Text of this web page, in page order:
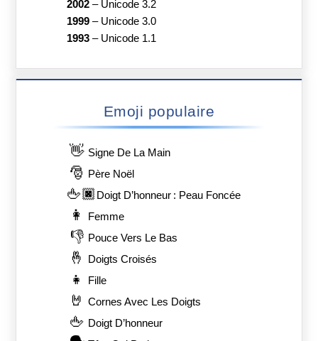
🛠 Outils
🔀 Flèches
Années et versions
2022–Emoji 15.0
2022–Unicode 15.0
2021
2021–Unicode 14.0
2020–Emoji 13.1
2020–Emoji 13.0
2020–Unicode 13.0
2019
2019 –Unicode 12.0
2019–Emoji 12.0